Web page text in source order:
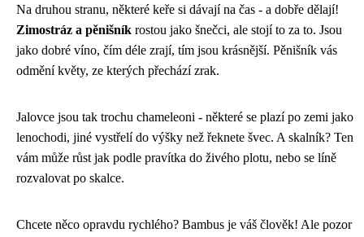
Na druhou stranu, některé keře si dávají na čas - a dobře dělají!
Zimostráz a pěnišník rostou jako šnečci, ale stojí to za to. Jsou
jako dobré víno, čím déle zrají, tím jsou krásnější. Pěnišník vás
odmění květy, ze kterých přechází zrak.
Jalovce jsou tak trochu chameleoni - některé se plazí po zemi jako
lenochodi, jiné vystřelí do výšky než řeknete švec. A skalník? Ten
vám může růst jak podle pravítka do živého plotu, nebo se líně
rozvalovat po skalce.
Chcete něco opravdu rychlého? Bambus je váš člověk! Ale pozor